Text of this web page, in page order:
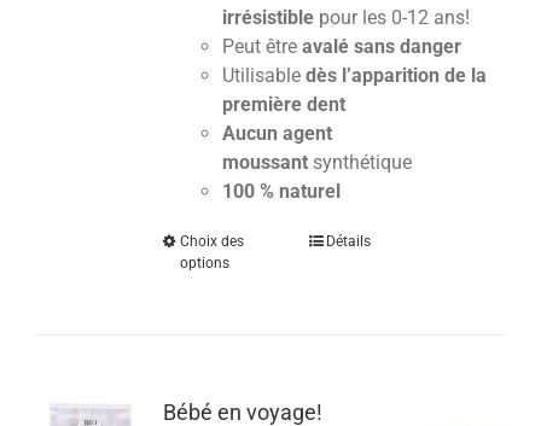
irrésistiblepour les 0-12 ans!
Peut être avalé sans danger
Utilisable dès l’apparition de la
première dent
Aucun agent
moussant synthétique
100 % naturel
Choix des
options
Détails
Bébé en voyage!